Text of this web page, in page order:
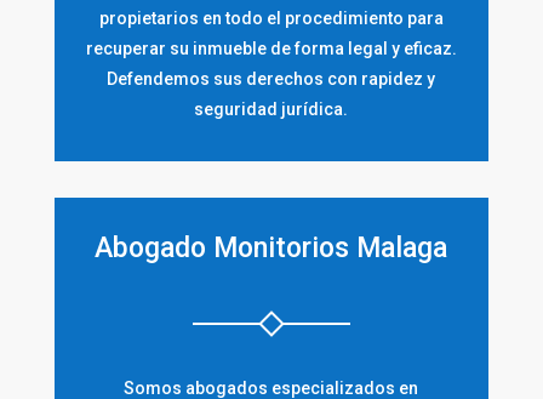
propietarios en todo el procedimiento para
recuperar su inmueble de forma legal y eficaz.
Defendemos sus derechos con rapidez y
seguridad jurídica.
Abogado Monitorios Malaga
Somos abogados especializados en